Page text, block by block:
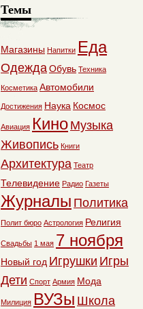
Темы
Магазины Напитки Еда
ОдеждаОбувь Техника
Косметика Автомобили
Достижения Наука Космос
Авиация Кино Музыка
Живопись Книги
Архитектура Театр
Телевидение Радио Газеты
Журналы Политика
Полит бюро Астрология Религия
Свадьбы 1 мая 7 ноября
Новый год Игрушки Игры
Дети Спорт Армия Мода
Милиция ВУЗы Школа